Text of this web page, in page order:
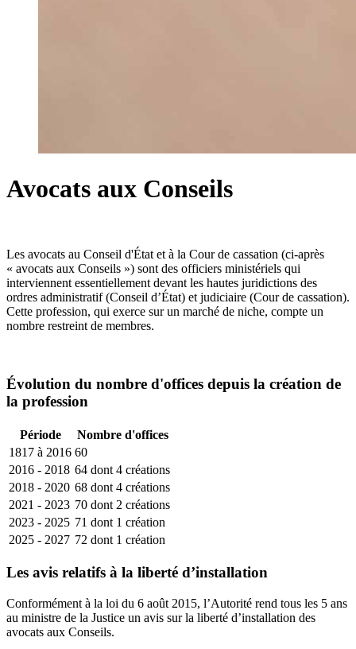
Avocats aux Conseils
Les avocats au Conseil d'État et à la Cour de cassation (ci-après
« avocats aux Conseils ») sont des officiers ministériels qui
interviennent essentiellement devant les hautes juridictions des
ordres administratif (Conseil d’État) et judiciaire (Cour de cassation).
Cette profession, qui exerce sur un marché de niche, compte un
nombre restreint de membres.
Évolution du nombre d'offices depuis la création de
la profession
Période
Nombre d'offices
1817 à 2016 60
2016 - 2018 64 dont 4 créations
2018 - 2020 68 dont 4 créations
2021 - 2023 70 dont 2 créations
2023 - 2025 71 dont 1 création
2025 - 2027 72 dont 1 création
Les avis relatifs à la liberté d’installation
Conformément à la loi du 6 août 2015, l’Autorité rend tous les 5 ans
au ministre de la Justice un avis sur la liberté d’installation des
avocats aux Conseils.